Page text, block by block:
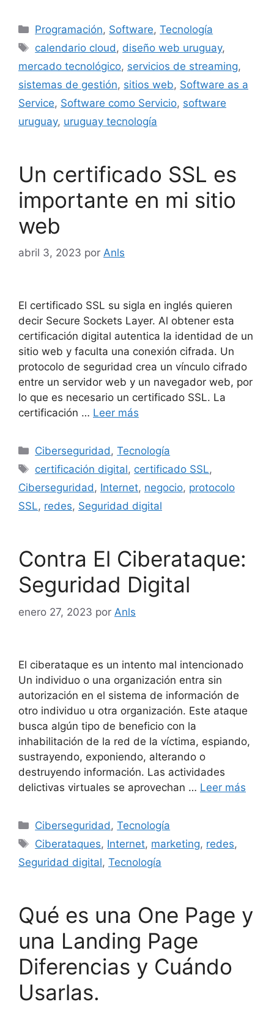
Programación, Software,Tecnología
calendario cloud , diseño web uruguay,
mercado tecnológico, servicios de streaming,
sistemas de gestión, sitios web, Software as a
Service, Software como Servicio, software
uruguay, uruguay tecnología
Un certificado SSL es
importante en mi sitio
web
abril 3, 2023 por Anls
El certificado SSL su sigla en inglés quieren
decir Secure Sockets Layer. Al obtener esta
certificación digital autentica la identidad de un
sitio web y faculta una conexión cifrada. Un
protocolo de seguridad crea un vínculo cifrado
entre un servidor web y un navegador web, por
lo que es necesario un certificado SSL. La
certificación … Leer más
Ciberseguridad,Tecnología
certificación digital, certificado SSL,
Ciberseguridad, Internet, negocio, protocolo
SSL, redes, Seguridad digital
Contra El Ciberataque:
Seguridad Digital
enero 27, 2023 por Anls
El ciberataque es un intento mal intencionado
Un individuo o una organización entra sin
autorización en el sistema de información de
otro individuo u otra organización. Este ataque
busca algún tipo de beneficio con la
inhabilitación de la red de la víctima, espiando,
sustrayendo, exponiendo, alterando o
destruyendo información. Las actividades
delictivas virtuales se aprovechan … Leer más
Ciberseguridad ,Tecnología
Ciberataques, Internet, marketing, redes,
Seguridad digital, Tecnología
Qué es una One Page y
una Landing Page
Diferencias y Cuándo
Usarlas.